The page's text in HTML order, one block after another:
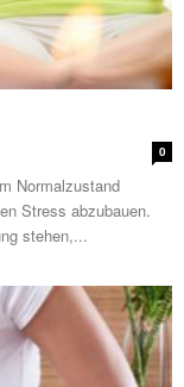
0
Normalzustand
Stress abzubauen.
stehen,...